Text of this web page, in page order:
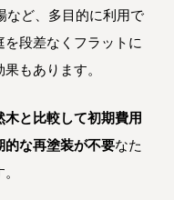
など、多目的に利用で
段差なくフラットに
もあります。
木と比較して初期費用
的な再塗装が不要なた